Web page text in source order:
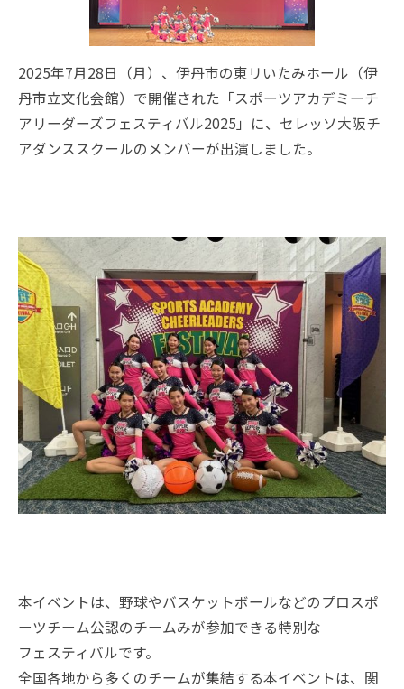
2025年7月28日（月）、伊丹市の東リいたみホール（伊
丹市立文化会館）で開催された「スポーツアカデミーチ
アリーダーズフェスティバル2025」に、セレッソ大阪チ
アダンススクールのメンバーが出演しました。
本イベントは、野球やバスケットボールなどのプロスポ
ーツチーム公認のチームみが参加できる特別な
フェスティバルです。
全国各地から多くのチームが集結する本イベントは、関